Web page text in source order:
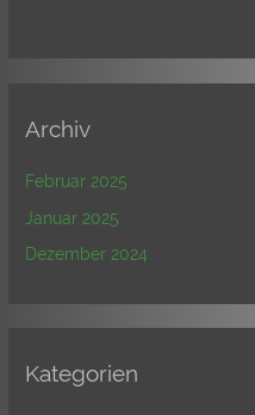
Archiv
Februar 2025
Januar 2025
Dezember 2024
Kategorien